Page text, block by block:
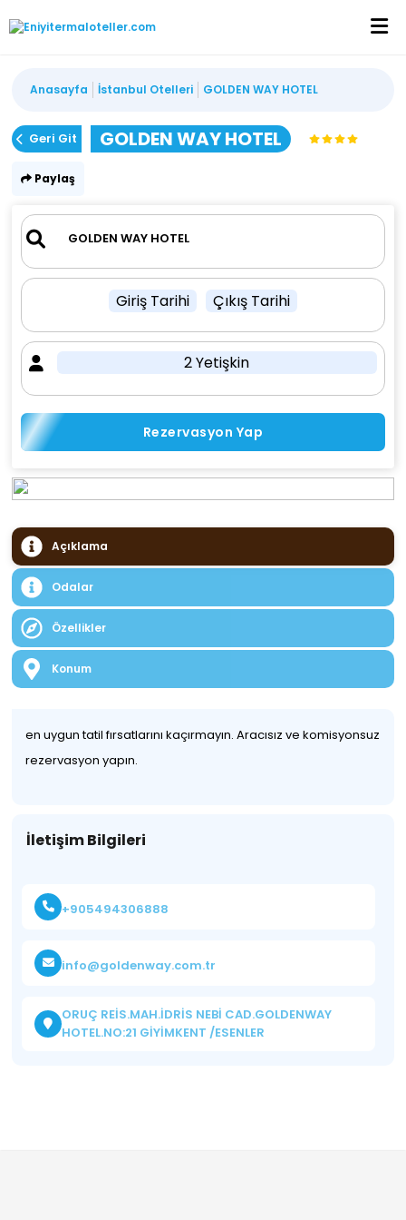
Anasayfa İstanbul Otelleri GOLDEN WAY HOTEL
Geri Git GOLDEN WAY HOTEL
Paylaş
Giriş Tarihi Çıkış Tarihi
2 Yetişkin
Rezervasyon Yap
Açıklama
Odalar
Özellikler
Konum
en uygun tatil fırsatlarını kaçırmayın. Aracısız ve komisyonsuz
rezervasyon yapın.
İletişim Bilgileri
+905494306888
info@goldenway.com.tr
ORUÇ REİS.MAH.İDRİS NEBİ CAD.GOLDENWAY
HOTEL.NO:21 GİYİMKENT /ESENLER